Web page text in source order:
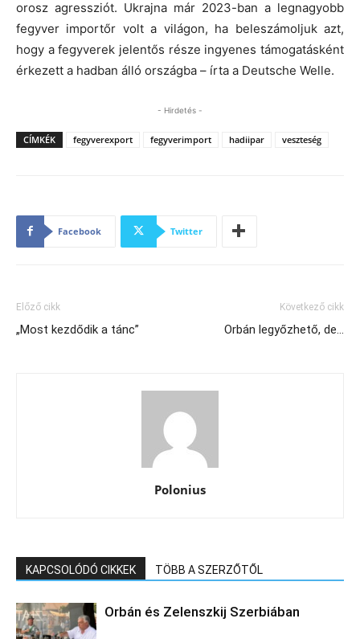
orosz agressziót. Ukrajna már 2023-ban a legnagyobb
fegyver importőr volt a világon, ha beleszámoljuk azt,
hogy a fegyverek jelentős része ingyenes támogatásként
érkezett a hadban álló országba – írta a Deutsche Welle.
- Hirdetés -
CÍMKÉK fegyverexport fegyverimport hadiipar veszteség
Facebook Twitter
Előző cikk
„Most kezdődik a tánc”
Következő cikk
Orbán legyőzhető, de…
Polonius
KAPCSOLÓDÓ CIKKEK TÖBB A SZERZŐTŐL
Orbán és Zelenszkij Szerbiában